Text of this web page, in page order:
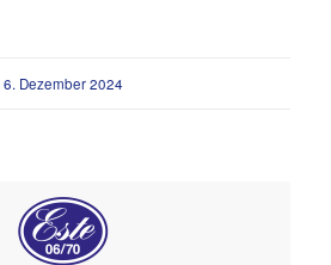
6. Dezember 2024